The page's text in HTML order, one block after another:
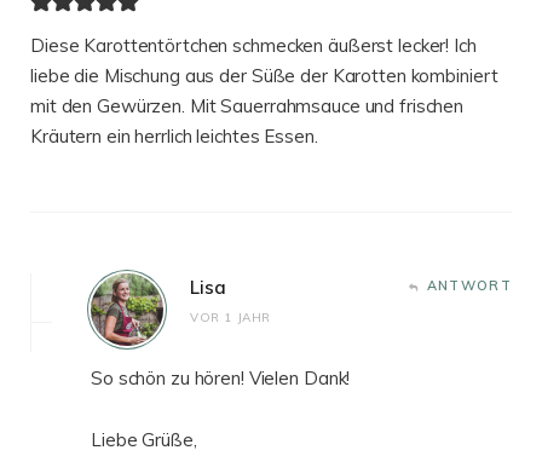
Diese Karottentörtchen schmecken äußerst lecker! Ich
liebe die Mischung aus der Süße der Karotten kombiniert
mit den Gewürzen. Mit Sauerrahmsauce und frischen
Kräutern ein herrlich leichtes Essen.
Lisa
VOR 1 JAHR
ANTWORT
So schön zu hören! Vielen Dank!
Liebe Grüße,